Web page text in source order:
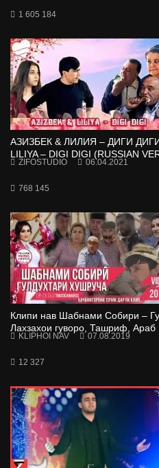
1 605 184
АЗИЗБЕК & ЛИЛИЯ – ДИГИ
LILIYA – DIGI DIGI (RUSSIAN
ZIFOSTUDIO 06.04.2021
768 145
Клипи нав Шабнами Собири –
Лахзахои гуворо, Ташриф, Араб
KLIPHOI NAV 07.08.2019
12 327